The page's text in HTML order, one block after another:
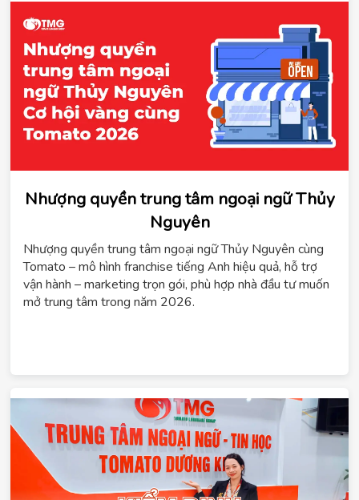
Nhượng quyền trung tâm ngoại ngữ Thủy
Nguyên
ChatGPT
đã
nói:
Nhượng quyền trung tâm ngoại ngữ Thủy Nguyên cùng
Tomato – mô hình franchise tiếng Anh hiệu quả, hỗ trợ
vận hành – marketing trọn gói, phù hợp nhà đầu tư muốn
mở trung tâm trong năm 2026.